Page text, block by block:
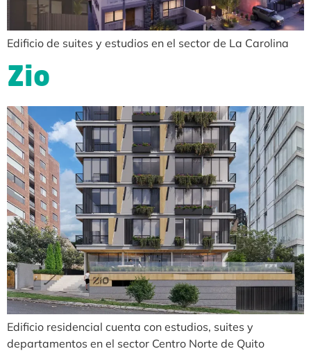
Edificio de suites y estudios en el sector de La Carolina
Zio
Edificio residencial cuenta con estudios, suites y
departamentos en el sector Centro Norte de Quito